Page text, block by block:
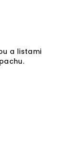
a listami